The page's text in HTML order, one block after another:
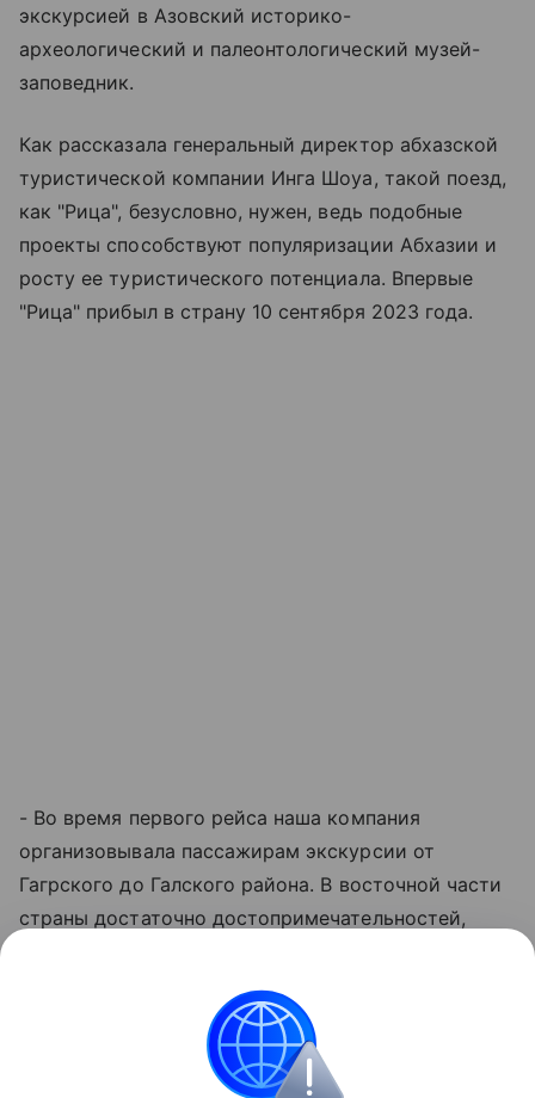
экскурсией в Азовский историко-
археологический и палеонтологический музей-
заповедник.
Как рассказала генеральный директор абхазской
туристической компании Инга Шоуа, такой поезд,
как "Рица", безусловно, нужен, ведь подобные
проекты способствуют популяризации Абхазии и
росту ее туристического потенциала. Впервые
"Рица" прибыл в страну 10 сентября 2023 года.
- Во время первого рейса наша компания
организовывала пассажирам экскурсии от
Гагрского до Галского района. В восточной части
страны достаточно достопримечательностей,
источников. В октябре продолжается
и можно купаться в море. Думаю, еще один
рейс можно было бы запустить зимой в
мандариновый сезон, - отметила она.